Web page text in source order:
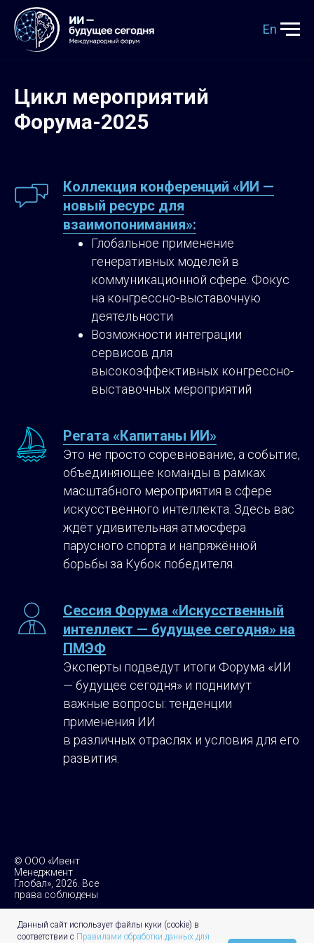
En
Цикл мероприятий
Форума-2025
Коллекция конференций «ИИ —
новый ресурс для
взаимопонимания»:
Глобальное применение
генеративных моделей в
коммуникационной сфере. Фокус
на конгрессно-выставочную
деятельности
Возможности интеграции
сервисов для
высокоэффективных конгрессно-
выставочных мероприятий
Регата «Капитаны ИИ»
Это не просто соревнование, а событие,
объединяющее команды в рамках
масштабного мероприятия в сфере
искусственного интеллекта. Здесь вас
ждёт удивительная атмосфера
парусного спорта и напряжённой
борьбы за Кубок победителя.
Сессия Форума «Искусственный
интеллект — будущее сегодня» на
ПМЭФ
Эксперты подведут итоги Форума «ИИ
— будущее сегодня» и поднимут
важные вопросы: тенденции
применения ИИ
в различных отраслях и условия для его
развития.
© ООО «Ивент
Менеджмент
Глобал», 2026. Все
права соблюдены
Политика обработки персональных данных
Правила обработки данных для ведения статистики
Данный сайт использует файлы куки (cookie) в
соответствии с Правилами обработки данных для